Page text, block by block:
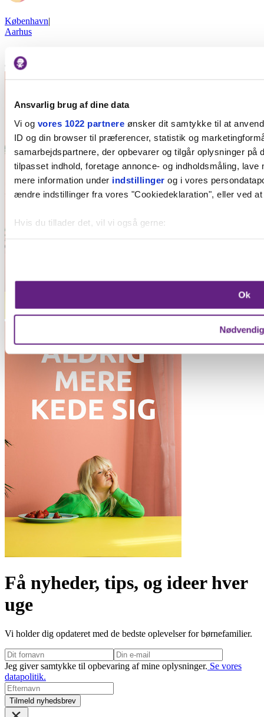
Ansvarlig brug af dine data
Vi og vores 1022 partnereønsker dit samtykke til at
ID og din browser til præferencer, statistik og
samarbejdspartnere, der opbevarer og tilgår oplysninger på
tilpasset indhold, foretage annonce- og indholdsmåling,
mere information under indstillinger og i vores
ændre indstillinger fra vores "Cookiedeklaration", eller ved
Hvis du tillader det, vil vi også gerne:
Vi bruger cookies til at forbedre brugeroplevelsen på
oplysninger om din brug af vores hjemmeside med vores
Ok
København|
Aarhus
© Børn i byen 2026
Få nyheder, tips, og ideer hver
uge
Vi holder dig opdateret med de bedste oplevelser for børnefamilier.
Jeg giver samtykke til opbevaring af mine oplysninger. Se vores
datapolitik.
Tilmeld nyhedsbrev